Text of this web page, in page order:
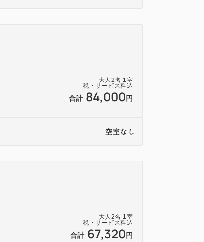
大人 2名 1室
税・サービス料込
合計 84,000 円
空室なし
大人 2名 1室
税・サービス料込
合計 67,320 円